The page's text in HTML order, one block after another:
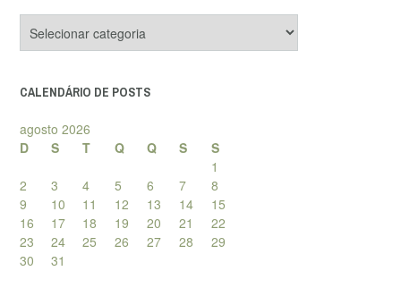
de
CALENDÁRIO DE POSTS
agosto 2026
D
S T Q Q S
S
1
2
3 4 5 6 7
8
9
10 11 12 13 14
15
16
17 18 19 20 21
22
23
24 25 26 27 28
29
30
31